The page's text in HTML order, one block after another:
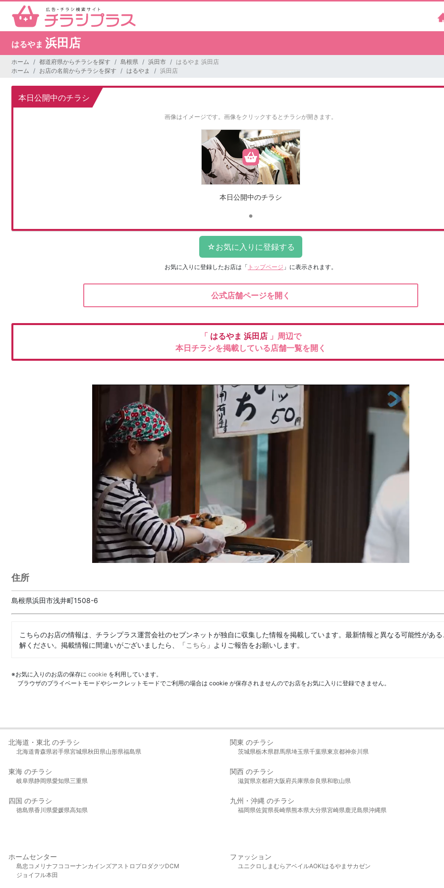
はるやま 浜田店
ホーム 都道府県からチラシを探す 島根県 浜田市
はるやま 浜田店
ホーム
お店の名前からチラシを探す はるやま 浜田店
本日公開中のチラシ
画像はイメージです。 画像をクリックするとチラシが開きます。
本日公開中のチラシ
お気に入りに登録したお店は 「 トップページ 」に表示されます。
公式店舗ページを開く
「 はるやま 浜田店 」周辺で
本日チラシを掲載している店舗一覧を開く
住所
島根県浜田市浅井町1508-6
こちらのお店の情報は、チラシプラス運営会社のセブンネットが独自に収集した情報を掲載しています。最新情報と異なる可能性があ
解ください。掲載情報に間違いがございましたら、「こちら 」よりご報告をお願いします。
※お気に入りのお店の保存に cookie を利用しています。
ブラウザのプライベートモードやシークレットモードでご利用の場合は cookie が保存されませんのでお店をお気に入りに登録できません。
北海道・東北 のチラシ
北海道青森県岩手県宮城県秋田県山形県福島県
関東 のチラシ
茨城県栃木県群馬県埼玉県千葉県東京都神奈川県
東海 のチラシ
岐阜県静岡県愛知県三重県
関西 のチラシ
滋賀県京都府大阪府兵庫県奈良県和歌山県
四国 のチラシ
徳島県香川県愛媛県高知県
九州・沖縄 のチラシ
福岡県佐賀県長崎県熊本県大分県宮崎県鹿児島県沖縄県
ホームセンター
島忠 コメリ ナフコ コーナンカインズアストロプロダクツDCM
ジョイフル本田
ファッション
ユニクロ しまむら アベイルAOKIはるやま サカゼン